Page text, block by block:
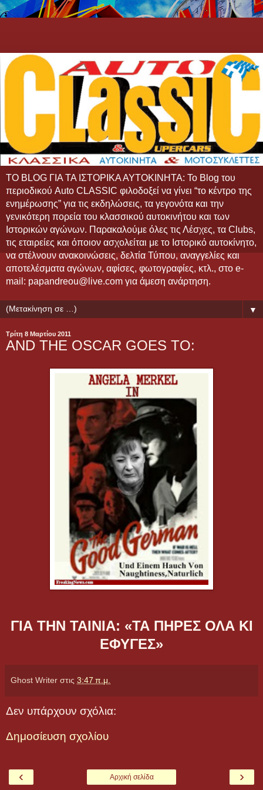
TO BLOG ΓΙΑ ΤΑ ΙΣΤΟΡΙΚΑ ΑΥΤΟΚΙΝΗΤΑ: Το Blog του
περιοδικού Auto CLASSIC φιλοδοξεί να γίνει “το κέντρο της
ενημέρωσης” για τις εκδηλώσεις, τα γεγονότα και την
γενικότερη πορεία του κλασσικού αυτοκινήτου και των
Ιστορικών αγώνων. Παρακαλούμε όλες τις Λέσχες, τα Clubs,
τις εταιρείες και όποιον ασχολείται με το Ιστορικό αυτοκίνητο,
να στέλνουν ανακοινώσεις, δελτία Τύπου, αναγγελίες και
αποτελέσματα αγώνων, αφίσες, φωτογραφίες, κτλ., στο e-
mail: papandreou@live.com για άμεση ανάρτηση.
▼
Τρίτη 8 Μαρτίου 2011
AND THE OSCAR GOES TO:
ΓΙΑ ΤΗΝ ΤΑΙΝΙΑ: «ΤΑ ΠΗΡΕΣ ΟΛΑ ΚΙ
ΕΦΥΓΕΣ»
Ghost Writer στις 3:47 π.μ.
Δεν υπάρχουν σχόλια:
Δημοσίευση σχολίου
‹ ›
Αρχική σελίδα